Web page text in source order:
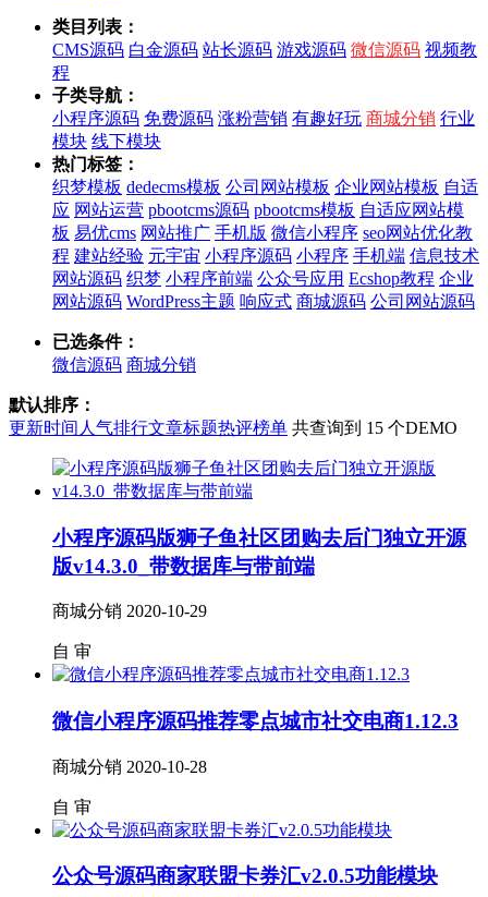
类目列表：
CMS源码 白金源码 站长源码 游戏源码 微信源码 视频教
程
子类导航：
小程序源码 免费源码 涨粉营销 有趣好玩 商城分销 行业
模块 线下模块
热门标签：
织梦模板 dedecms模板 公司网站模板 企业网站模板 自适
应 网站运营 pbootcms源码 pbootcms模板 自适应网站模
板 易优cms 网站推广 手机版 微信小程序 seo网站优化教
程 建站经验 元宇宙 小程序源码 小程序 手机端 信息技术
网站源码 织梦 小程序前端 公众号应用 Ecshop教程 企业
网站源码 WordPress主题 响应式 商城源码 公司网站源码
已选条件：
微信源码 商城分销
默认排序：
更新时间 人气排行文章标题热评榜单 共查询到 15 个DEMO
小程序源码版狮子鱼社区团购去后门独立开源
版v14.3.0_带数据库与带前端
商城分销 2020-10-29
自 审
微信小程序源码推荐零点城市社交电商1.12.3
商城分销 2020-10-28
自 审
公众号源码商家联盟卡券汇v2.0.5功能模块